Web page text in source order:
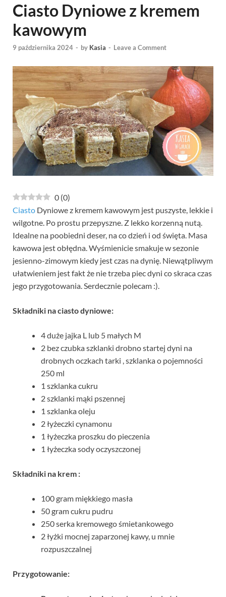
Ciasto Dyniowe z kremem
kawowym
9 października 2024 - by Kasia - Leave a Comment
0 (0)
Ciasto Dyniowe z kremem kawowym jest puszyste, lekkie i
wilgotne. Po prostu przepyszne. Z lekko korzenną nutą.
Idealne na poobiedni deser, na co dzień i od święta. Masa
kawowa jest obłędna. Wyśmienicie smakuje w sezonie
jesienno-zimowym kiedy jest czas na dynię. Niewątpliwym
ułatwieniem jest fakt że nie trzeba piec dyni co skraca czas
jego przygotowania. Serdecznie polecam :).
Składniki na ciasto dyniowe:
4 duże jajka L lub 5 małych M
2 bez czubka szklanki drobno startej dyni na
drobnych oczkach tarki , szklanka o pojemności
250 ml
1 szklanka cukru
2 szklanki mąki pszennej
1 szklanka oleju
2 łyżeczki cynamonu
1 łyżeczka proszku do pieczenia
1 łyżeczka sody oczyszczonej
Składniki na krem :
100 gram miękkiego masła
50 gram cukru pudru
250 serka kremowego śmietankowego
2 łyżki mocnej zaparzonej kawy, u mnie
rozpuszczalnej
Przygotowanie: